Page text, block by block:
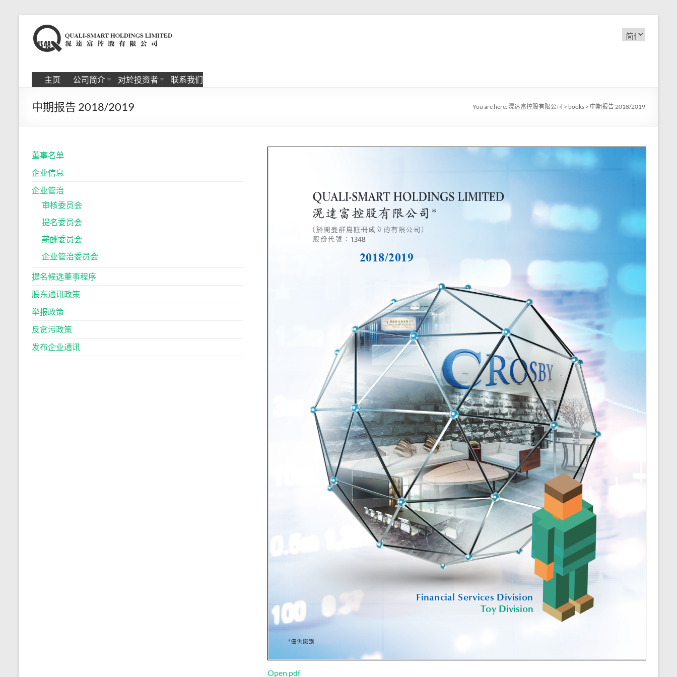
content
滉
达
富
控
股
限
公
司
选
择
主页
公司简介 对於投资者 联系我们
中期报告 2018/2019 You are here: 滉达富控股有限公司 > books > 中期报告 2018/2019
Open pdf
董事名单
企业信息
企业管治
审核委员会
提名委员会
薪酬委员会
企业管治委员会
提名候选董事程序
股东通讯政策
举报政策
反贪污政策
发布企业通讯